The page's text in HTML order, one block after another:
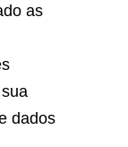
as
dados